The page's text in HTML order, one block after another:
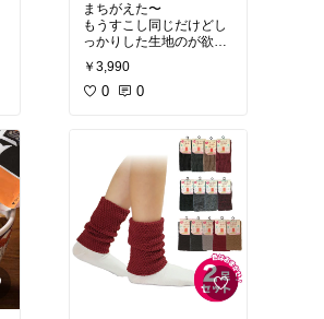
まちがえた〜
もうすこし同じだけどし
っかりした生地のが欲し
かった〜
￥3,990
0 0